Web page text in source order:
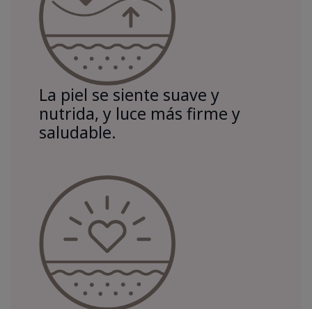
La piel se siente suave y
nutrida, y luce más firme y
saludable.